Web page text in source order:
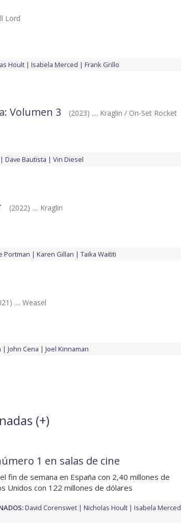
Lord
Hoult Isabela Merced Frank Grillo
Volumen 3
(2023) .... Kraglin / On-Set Rocket
Dave Bautista Vin Diesel
(2022) .... Kraglin
Portman Karen Gillan Taika Waititi
.... Weasel
John Cena Joel Kinnaman
(+)
1 en salas de cine
fin de semana en España con 2,40 millones de
Unidos con 122 millones de dólares
David Corenswet Nicholas Hoult
Isabela Merced